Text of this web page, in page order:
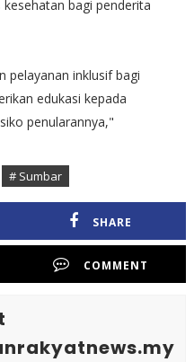
bagi penderita
pelayanan inklusif bagi
edukasi kepada
penularannya,"
# Sumbar
SHARE
COMMENT